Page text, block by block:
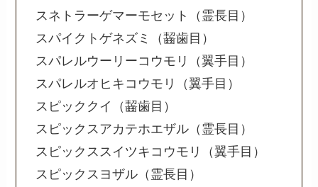
スネトラーゲマーモセット（霊長目）
スパイクトゲネズミ（齧歯目）
スパレルウーリーコウモリ（翼手目）
スパレルオヒキコウモリ（翼手目）
スピッククイ（齧歯目）
スピックスアカテホエザル（霊長目）
スピックススイツキコウモリ（翼手目）
スピックスヨザル（霊長目）